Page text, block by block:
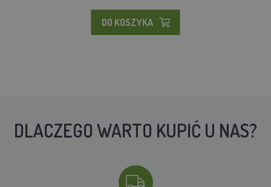
DO KOSZYKA
DLACZEGO WARTO KUPIĆ U NAS?